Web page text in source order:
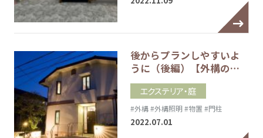
後からプランしやすいよ
うに（後編）【外構の…
エクステリア・庭
#外構#外構照明 #物置 #門柱
2022.07.01